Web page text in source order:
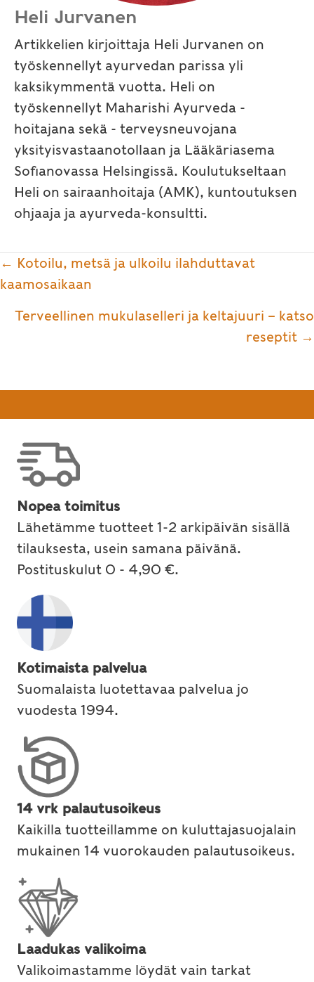
Heli Jurvanen
Artikkelien kirjoittaja Heli Jurvanen on
työskennellyt ayurvedan parissa yli
kaksikymmentä vuotta. Heli on
työskennellyt Maharishi Ayurveda -
hoitajana sekä - terveysneuvojana
yksityisvastaanotollaan ja Lääkäriasema
Sofianovassa Helsingissä. Koulutukseltaan
Heli on sairaanhoitaja (AMK), kuntoutuksen
ohjaaja ja ayurveda-konsultti.
Posts
navigation
← Kotoilu, metsä ja ulkoilu ilahduttavat
kaamosaikaan
Terveellinen mukulaselleri ja keltajuuri – katso
reseptit →
Nopea toimitus
Lähetämme tuotteet 1-2 arkipäivän sisällä
tilauksesta, usein samana päivänä.
Postituskulut 0 - 4,90 €.
Kotimaista palvelua
Suomalaista luotettavaa palvelua jo
vuodesta 1994.
14 vrk palautusoikeus
Kaikilla tuotteillamme on kuluttajasuojalain
mukainen 14 vuorokauden palautusoikeus.
Laadukas valikoima
Valikoimastamme löydät vain tarkat